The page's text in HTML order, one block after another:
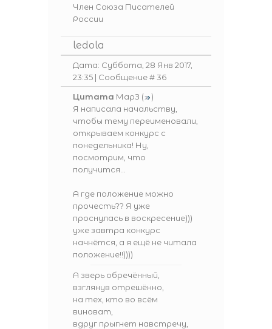
Член Союза Писателей
России
ledola
Дата: Суббота, 28 Янв 2017,
23:35 | Сообщение #36
Цитата МарЗ (
)
Я написала начальству,
чтобы тему переименовали,
открываем конкурс с
понедельника! Ну,
посмотрим, что
получится...
А где положение можно
прочесть?? Я уже
проснулась в воскресение)))
уже завтра конкурс
начнётся, а я ещё не читала
положение!!))))
А зверь обречённый,
взглянув отрешённо,
на тех, кто во всём
виноват,
вдруг прыгнет навстречу,